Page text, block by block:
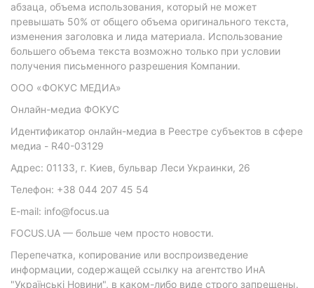
абзаца, объема использования, который не может
превышать 50% от общего объема оригинального текста,
изменения заголовка и лида материала. Использование
большего объема текста возможно только при условии
получения письменного разрешения Компании.
ООО «ФОКУС МЕДИА»
Онлайн-медиа ФОКУС
Идентификатор онлайн-медиа в Реестре субъектов в сфере
медиа - R40-03129
Адрес: 01133, г. Киев, бульвар Леси Украинки, 26
Телефон: +38 044 207 45 54
E-mail: info@focus.ua
FOCUS.UA — больше чем просто новости.
Перепечатка, копирование или воспроизведение
информации, содержащей ссылку на агентство ИнА
"Українські Новини", в каком-либо виде строго запрещены.